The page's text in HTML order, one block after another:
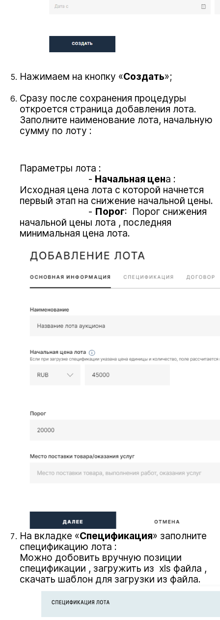
Нажимаем на кнопку «Создать»;
Сразу после сохранения процедуры
откроется страница добавления лота.
Заполните наименование лота, начальную
сумму по лоту :
Параметры лота :
- Начальная цена :
Исходная цена лота с которой начнется
первый этап на снижение начальной цены.
- Порог: Порог снижения
начальной цены лота , последняя
минимальная цена лота.
На вкладке «Спецификация» заполните
спецификацию лота :
Можно добовить вручную позиции
спецификации , загружить из xls файла ,
скачать шаблон для загрузки из файла.